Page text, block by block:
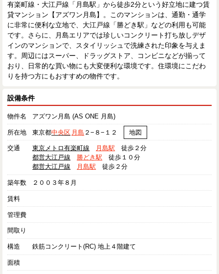
有楽町線・大江戸線「月島駅」から徒歩2分という好立地に建つ賃
貸マンション【アズワン月島】。このマンションは、通勤・通学
に非常に便利な立地で、大江戸線「勝どき駅」などの利用も可能
です。さらに、月島エリアでは珍しいコンクリート打ち放しデザ
インのマンションで、スタイリッシュで洗練された印象を与えま
す。周辺にはスーパー、ドラッグストア、コンビニなどが揃って
おり、日常的な買い物にも大変便利な環境です。住環境にこだわ
りを持つ方にもおすすめの物件です。
設備条件
物件名 アズワン月島 (AS ONE 月島)
所在地 東京都中央区 月島 ２−８−１２ 地図
交通 東京メトロ有楽町線 月島駅 徒歩２分
都営大江戸線
勝どき駅 徒歩１０分
都営大江戸線
月島駅 徒歩２分
築年数 ２００３年８月
賃料
管理費
間取り
構造 鉄筋コンクリート(RC) 地上４階建て
面積